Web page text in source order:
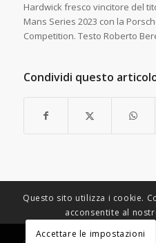
Hardwick fresco vincitore del
Mans Series 2023 con la
Competition. Testo Roberto
Condividi questo
Questo sito utilizza i cookie.
acconsentite al
Accettare le impostazioni